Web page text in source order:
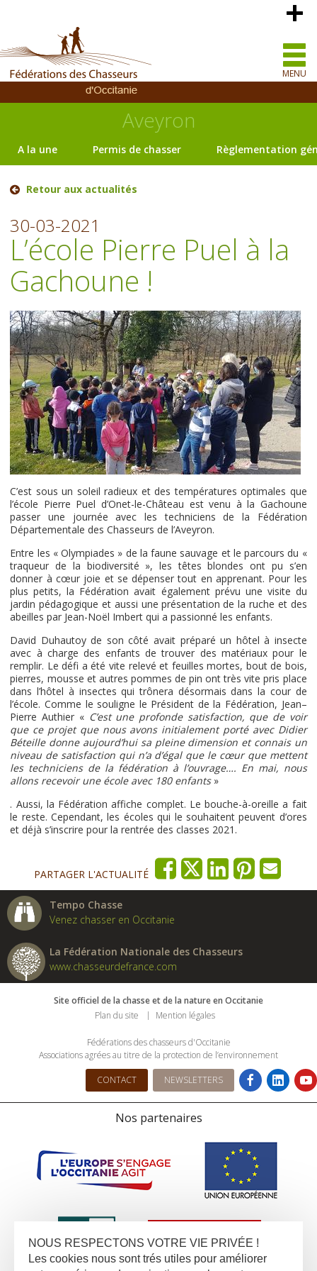
MENU
Aveyron
A la une Permis de chasser Règlementation
Retour aux actualités
30-03-2021
L’école Pierre Puel à la
Gachoune !
C’est sous un soleil radieux et des températures optimales que
l’école Pierre Puel d’Onet-le-Château est venu à la Gachoune
passer une journée avec les techniciens de la Fédération
Départementale des Chasseurs de l’Aveyron.
Entre les « Olympiades » de la faune sauvage et le parcours du «
traqueur de la biodiversité », les têtes blondes ont pu s’en
donner à cœur joie et se dépenser tout en apprenant. Pour les
plus petits, la Fédération avait également prévu une visite du
jardin pédagogique et aussi une présentation de la ruche et des
abeilles par Jean-Noël Imbert qui a passionné les enfants.
David Duhautoy de son côté avait préparé un hôtel à insecte
avec à charge des enfants de trouver des matériaux pour le
remplir. Le défi a été vite relevé et feuilles mortes, bout de bois,
pierres, mousse et autres pommes de pin ont très vite pris place
dans l’hôtel à insectes qui trônera désormais dans la cour de
l’école. Comme le souligne le Président de la Fédération, Jean–
Pierre Authier « C’est une profonde satisfaction, que de voir
que ce projet que nous avons initialement porté avec Didier
Béteille donne aujourd’hui sa pleine dimension et connais un
niveau de satisfaction qui n’a d’égal que le cœur que mettent
les techniciens de la fédération à l’ouvrage…. En mai, nous
allons recevoir une école avec 180 enfants»
. Aussi, la Fédération affiche complet. Le bouche-à-oreille a fait
le reste. Cependant, les écoles qui le souhaitent peuvent d’ores
et déjà s’inscrire pour la rentrée des classes 2021.
PARTAGER L'ACTUALITÉ
Tempo Chasse
Venez chasser en Occitanie
La Fédération Nationale des Chasseurs
www.chasseurdefrance.com
Site officiel de la chasse et de la nature en Occitanie
Plan du site
Mention légales
Fédérations des chasseurs d'Occitanie
Associations agrées au titre de la protection de l’environnement
CONTACT NEWSLETTERS
Nos partenaires
NOUS RESPECTONS VOTRE VIE PRIVÉE !
Les cookies nous sont trés utiles pour améliorer